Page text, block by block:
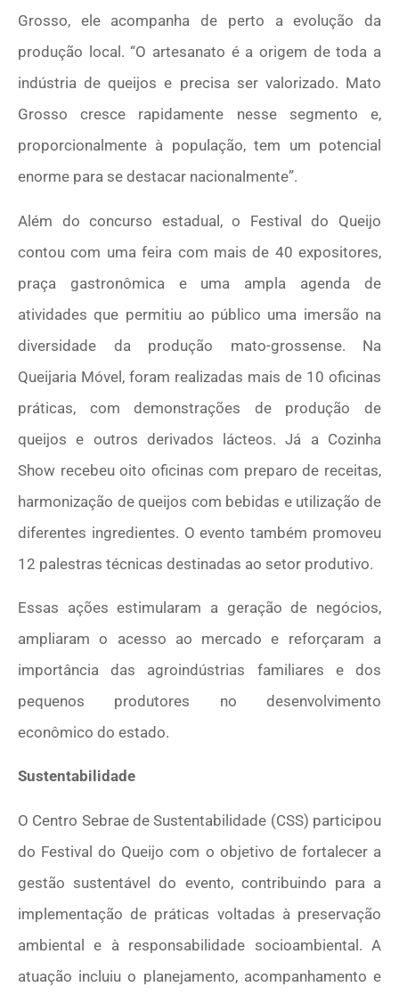
Grosso, ele acompanha de perto a evolução da
produção local. “O artesanato é a origem de toda a
indústria de queijos e precisa ser valorizado. Mato
Grosso cresce rapidamente nesse segmento e,
proporcionalmente à população, tem um potencial
enorme para se destacar nacionalmente”.
Além do concurso estadual, o Festival do Queijo
contou com uma feira com mais de 40 expositores,
praça gastronômica e uma ampla agenda de
atividades que permitiu ao público uma imersão na
diversidade da produção mato-grossense. Na
Queijaria Móvel, foram realizadas mais de 10 oficinas
práticas, com demonstrações de produção de
queijos e outros derivados lácteos. Já a Cozinha
Show recebeu oito oficinas com preparo de receitas,
harmonização de queijos com bebidas e utilização de
diferentes ingredientes. O evento também promoveu
12 palestras técnicas destinadas ao setor produtivo.
Essas ações estimularam a geração de negócios,
ampliaram o acesso ao mercado e reforçaram a
importância das agroindústrias familiares e dos
pequenos produtores no desenvolvimento
econômico do estado.
Sustentabilidade
O Centro Sebrae de Sustentabilidade (CSS) participou
do Festival do Queijo com o objetivo de fortalecer a
gestão sustentável do evento, contribuindo para a
implementação de práticas voltadas à preservação
ambiental e à responsabilidade socioambiental. A
atuação incluiu o planejamento, acompanhamento e